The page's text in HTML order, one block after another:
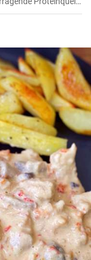
bringt